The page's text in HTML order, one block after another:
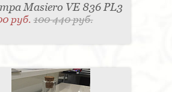
Masiero VE 836 PL3
руб.100 440 руб.